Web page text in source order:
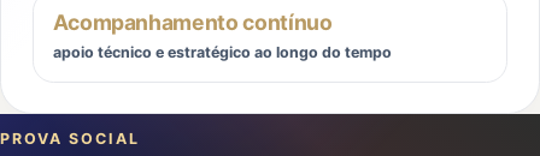
Acompanhamento contínuo
apoio técnico e estratégico ao longo do tempo
PROVA SOCIAL